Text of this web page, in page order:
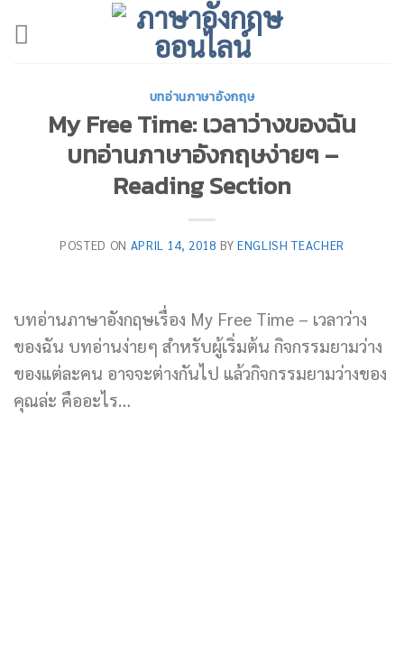
บทอ่านภาษาอังกฤษ
My Free Time: เวลาว่างของฉัน
บทอ่านภาษาอังกฤษง่ายๆ –
Reading Section
POSTED ON APRIL 14, 2018 BY ENGLISH TEACHER
บทอ่านภาษาอังกฤษเรื่อง My Free Time – เวลาว่าง
ของฉัน บทอ่านง่ายๆ สำหรับผู้เริ่มต้น กิจกรรมยามว่าง
ของแต่ละคน อาจจะต่างกันไป แล้วกิจกรรมยามว่างของ
คุณล่ะ คืออะไร…